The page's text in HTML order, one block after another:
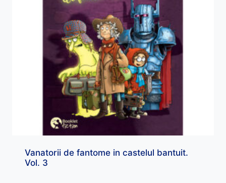
Vanatorii de fantome in castelul bantuit.
Vol. 3